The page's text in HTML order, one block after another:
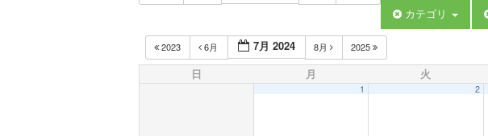
カテゴリ
2023 6月 7月 2024 8月 2025
日 月 火
1 2